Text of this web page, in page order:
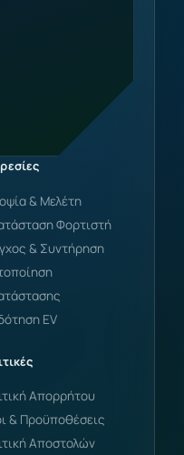
& Μελέτη
Φορτιστή
& Συντήρηση
EV
Απορρήτου
& Προϋποθέσεις
Αποστολών